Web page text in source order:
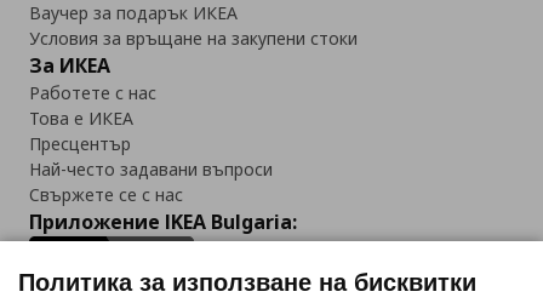
Ваучер за подарък ИКЕА
Условия за връщане на закупени стоки
За ИКЕА
Работете с нас
Това е ИКЕА
Пресцентър
Най-често задавани въпроси
Свържете се с нас
Приложение IKEA Bulgaria:
Политика за използване на бисквитки